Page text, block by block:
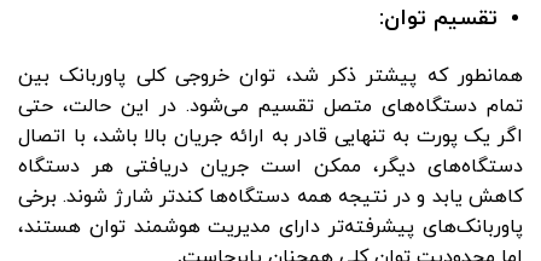
تقسیم توان:
همانطور که پیشتر ذکر شد، توان خروجی کلی پاوربانک بین
تمام دستگاه‌های متصل تقسیم می‌شود. در این حالت، حتی
اگر یک پورت به تنهایی قادر به ارائه جریان بالا باشد، با اتصال
دستگاه‌های دیگر، ممکن است جریان دریافتی هر دستگاه
کاهش یابد و در نتیجه همه دستگاه‌ها کندتر شارژ شوند. برخی
پاوربانک‌های پیشرفته‌تر دارای مدیریت هوشمند توان هستند،